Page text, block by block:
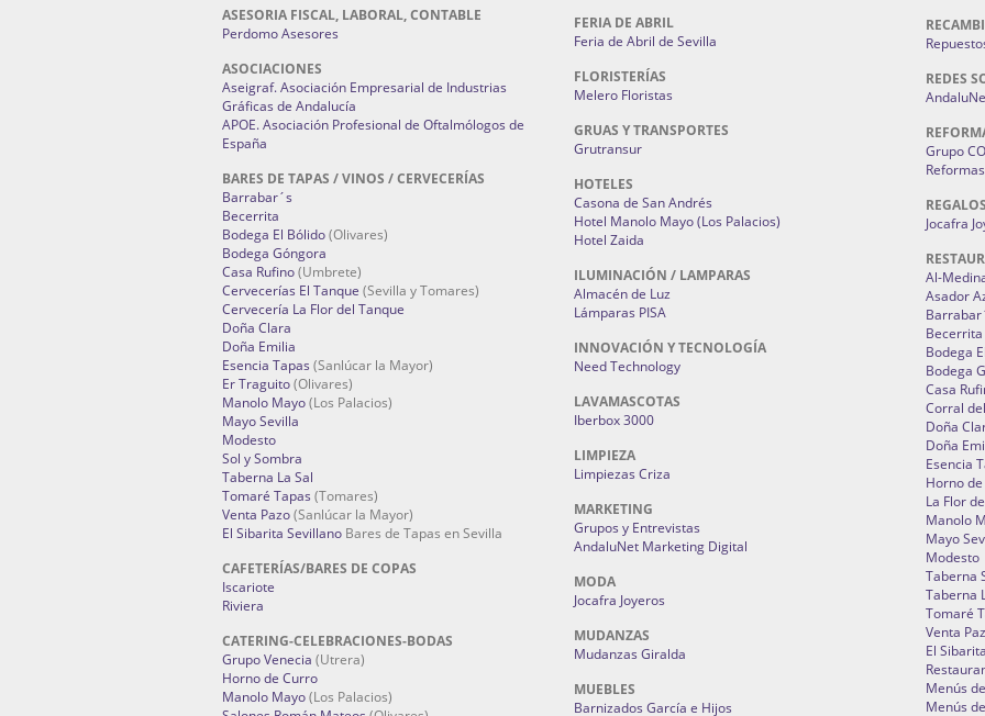
ASESORIA FISCAL, LABORAL, CONTABLE
Perdomo Asesores
ASOCIACIONES
Aseigraf. Asociación Empresarial de Industrias
Gráficas de Andalucía
APOE. Asociación Profesional de Oftalmólogos de
España
BARES DE TAPAS / VINOS / CERVECERÍAS
Barrabar´s
Becerrita
Bodega El Bólido(Olivares)
Bodega Góngora
Casa Rufino(Umbrete)
Cervecerías El Tanque (Sevilla y Tomares)
Cervecería La Flor del Tanque
Doña Clara
Doña Emilia
Esencia Tapas (Sanlúcar la Mayor)
Er Traguito(Olivares)
Manolo Mayo(Los Palacios)
Mayo Sevilla
Modesto
Sol y Sombra
Taberna La Sal
Tomaré Tapas (Tomares)
Venta Pazo(Sanlúcar la Mayor)
El Sibarita Sevillano Bares de Tapas en Sevilla
CAFETERÍAS/BARES DE COPAS
Iscariote
Riviera
CATERING-CELEBRACIONES-BODAS
Grupo Venecia (Utrera)
Horno de Curro
Manolo Mayo(Los Palacios)
FERIA DE ABRIL
Feria de Abril de Sevilla
FLORISTERÍAS
Melero Floristas
GRUAS Y TRANSPORTES
Grutransur
HOTELES
Casona de San Andrés
Hotel Manolo Mayo (Los Palacios)
Hotel Zaida
ILUMINACIÓN / LAMPARAS
Almacén de Luz
Lámparas PISA
INNOVACIÓN Y TECNOLOGÍA
Need Technology
LAVAMASCOTAS
Iberbox 3000
LIMPIEZA
Limpiezas Criza
MARKETING
Grupos y Entrevistas
AndaluNet Marketing Digital
MODA
Jocafra Joyeros
MUDANZAS
Mudanzas Giralda
MUEBLES
Barnizados García e Hijos
REDES
Grupo
Jocafra
Al-
Asador
Becerrita
Bodega
Bodega
Casa
Corral
Doña
Doña
Esencia
Horno
La Flor
Manolo
Mayo
Modesto
Taberna
Taberna
Tomaré
Venta
El
Menús
Menús